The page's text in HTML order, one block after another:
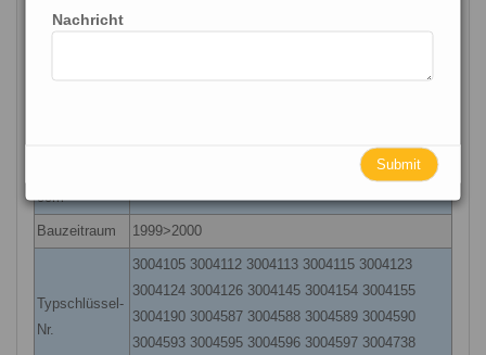
Nachricht
Submit
Aufbau
ccm
Bauzeitraum 1999>2000
Typschlüssel-
Nr.
3004105 3004112 3004113 3004115 3004123
3004124 3004126 3004145 3004154 3004155
3004190 3004587 3004588 3004589 3004590
3004593 3004595 3004596 3004597 3004738